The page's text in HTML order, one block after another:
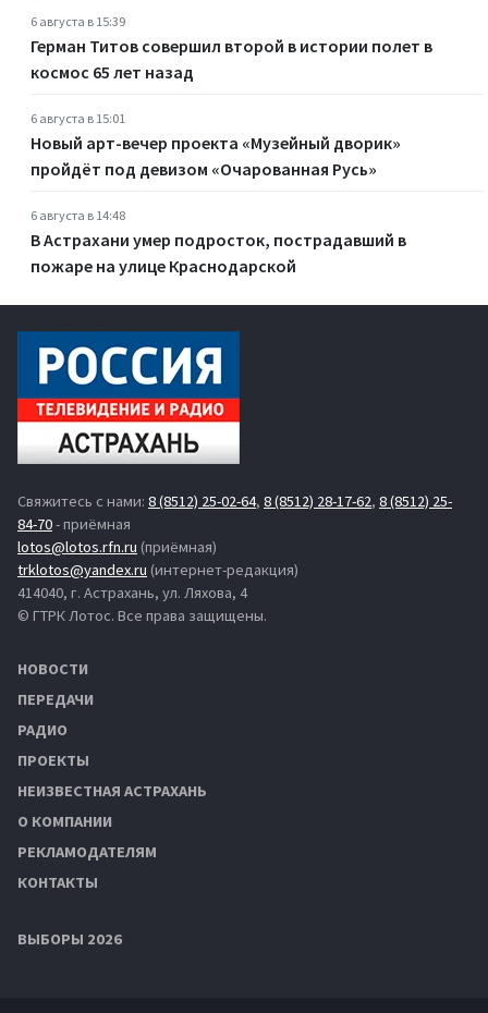
6 августа в 15:39
Герман Титов совершил второй в истории полет в
космос 65 лет назад
6 августа в 15:01
Новый арт-вечер проекта «Музейный дворик»
пройдёт под девизом «Очарованная Русь»
6 августа в 14:48
В Астрахани умер подросток, пострадавший в
пожаре на улице Краснодарской
Свяжитесь с нами: 8 (8512) 25-02-64, 8 (8512) 28-17-62, 8 (8512) 25-
84-70- приёмная
lotos@lotos.rfn.ru (приёмная)
trklotos@yandex.ru (интернет-редакция)
414040, г. Астрахань, ул. Ляхова, 4
© ГТРК Лотос. Все права защищены.
НОВОСТИ
ПЕРЕДАЧИ
РАДИО
ПРОЕКТЫ
НЕИЗВЕСТНАЯ АСТРАХАНЬ
О КОМПАНИИ
РЕКЛАМОДАТЕЛЯМ
КОНТАКТЫ
ВЫБОРЫ 2026